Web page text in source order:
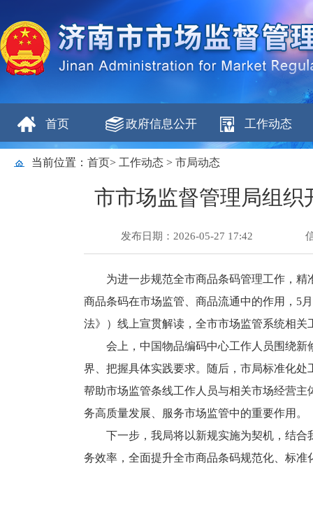
首页 政府信息公开 工作动态
当前位置： 首页> 工作动态 > 市局动态
市市场监督管理局组
发布日期：2026-05-27 17:42
为进一步规范全市商品条码管理工作，
商品条码在市场监管、商品流通中的作用，5
法》）线上宣贯解读，全市市场监管系统相
会上，中国物品编码中心工作人员围绕
界、把握具体实践要求。随后，市局标准化
帮助市场监管条线工作人员与相关市场经营
务高质量发展、服务市场监管中的重要作用。
下一步，我局将以新规实施为契机，结
务效率，全面提升全市商品条码规范化、标准